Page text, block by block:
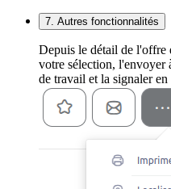
7. Autres fonctionnalités
Depuis le détail de l'offre
votre sélection, l'envoyer
de travail et la signaler